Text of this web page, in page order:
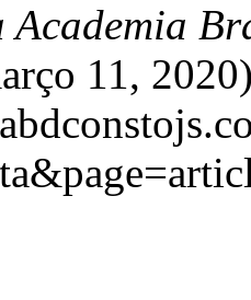
Academia
11,